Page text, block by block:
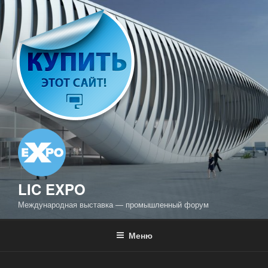
Перейти
к
содержимому
LIC EXPO
Международная выставка — промышленный форум
Меню